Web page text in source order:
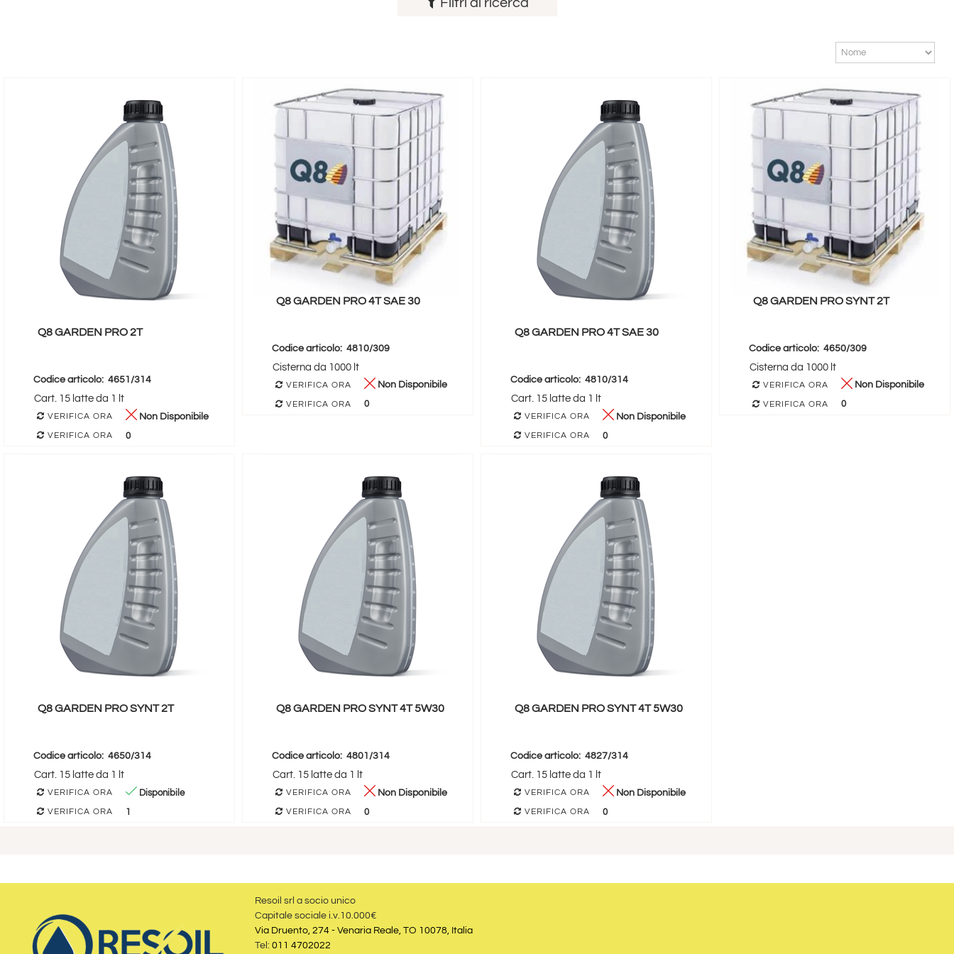
Q8 GARDEN PRO 2T
Codice articolo: 4651/314
Cart. 15 latte da 1 lt
VERIFICA ORA Non Disponibile
VERIFICA ORA 0
Q8 GARDEN PRO 4T SAE 30
Codice articolo: 4810/309
Cisterna da 1000 lt
VERIFICA ORA Non Disponibile
VERIFICA ORA 0
Q8 GARDEN PRO 4T SAE 30
Codice articolo: 4810/314
Cart. 15 latte da 1 lt
VERIFICA ORA Non Disponibile
VERIFICA ORA 0
Q8 GARDEN PRO SYNT 2T
Codice articolo: 4650/309
Cisterna da 1000 lt
VERIFICA ORA Non Disponibile
VERIFICA ORA 0
Q8 GARDEN PRO SYNT 2T
Codice articolo: 4650/314
Cart. 15 latte da 1 lt
VERIFICA ORA Disponibile
VERIFICA ORA 1
Q8 GARDEN PRO SYNT 4T 5W30
Codice articolo: 4801/314
Cart. 15 latte da 1 lt
VERIFICA ORA Non Disponibile
VERIFICA ORA 0
Q8 GARDEN PRO SYNT 4T 5W30
Codice articolo: 4827/314
Cart. 15 latte da 1 lt
VERIFICA ORA Non Disponibile
VERIFICA ORA 0
Resoil srl a socio unico
Capitale sociale i.v.10.000€
Via Druento, 274 - Venaria Reale, TO 10078, Italia
Tel: 011 4702022